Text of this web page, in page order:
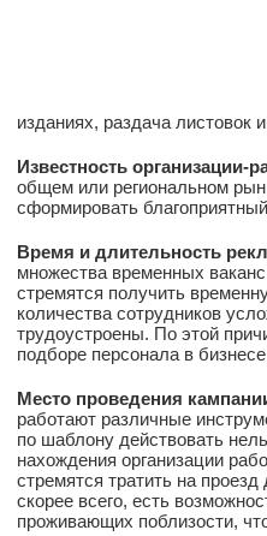
изданиях, раздача листовок
Известность организации-
общем или региональном
сформировать
Время и длительность
множества временных
стремятся получить
количества сотрудников
трудоустроены. По этой
подборе персонала в
Место проведения
работают различные
по шаблону действовать
нахождения организации
стремятся тратить на
скорее всего, есть
проживающих поблизости,